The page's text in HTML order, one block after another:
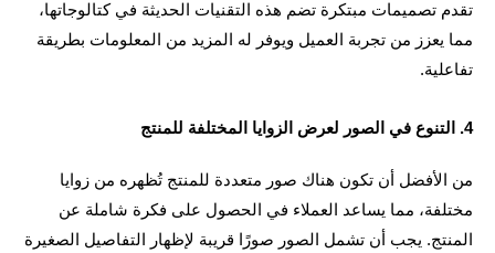
تقدم تصميمات مبتكرة تضم هذه التقنيات الحديثة في كتالوجاتها،
مما يعزز من تجربة العميل ويوفر له المزيد من المعلومات بطريقة
من الأفضل أن تكون هناك صور متعددة للمنتج تُظهره من زوايا
مختلفة، مما يساعد العملاء في الحصول على فكرة شاملة عن
المنتج. يجب أن تشمل الصور صورًا قريبة لإظهار التفاصيل الصغيرة